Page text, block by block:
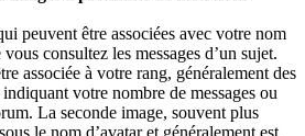
peuvent être associées avec votre nom
consultez les messages d’un sujet.
associée à votre rang, généralement des
votre nombre de messages ou
La seconde image, souvent plus